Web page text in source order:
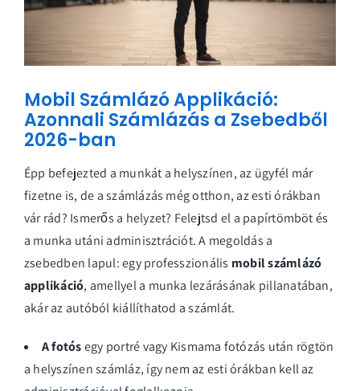
Mobil Számlázó Applikáció:
Azonnali Számlázás a Zsebedből
2026-ban
Épp befejezted a munkát a helyszínen, az ügyfél már
fizetne is, de a számlázás még otthon, az esti órákban
vár rád? Ismerős a helyzet? Felejtsd el a papírtömböt és
a munka utáni adminisztrációt. A megoldás a
zsebedben lapul: egy professzionális mobil számlázó
applikáció, amellyel a munka lezárásának pillanatában,
akár az autóból kiállíthatod a számlát.
A fotósegy portré vagy Kismama fotózás után rögtön
a helyszínen számláz, így nem az esti órákban kell az